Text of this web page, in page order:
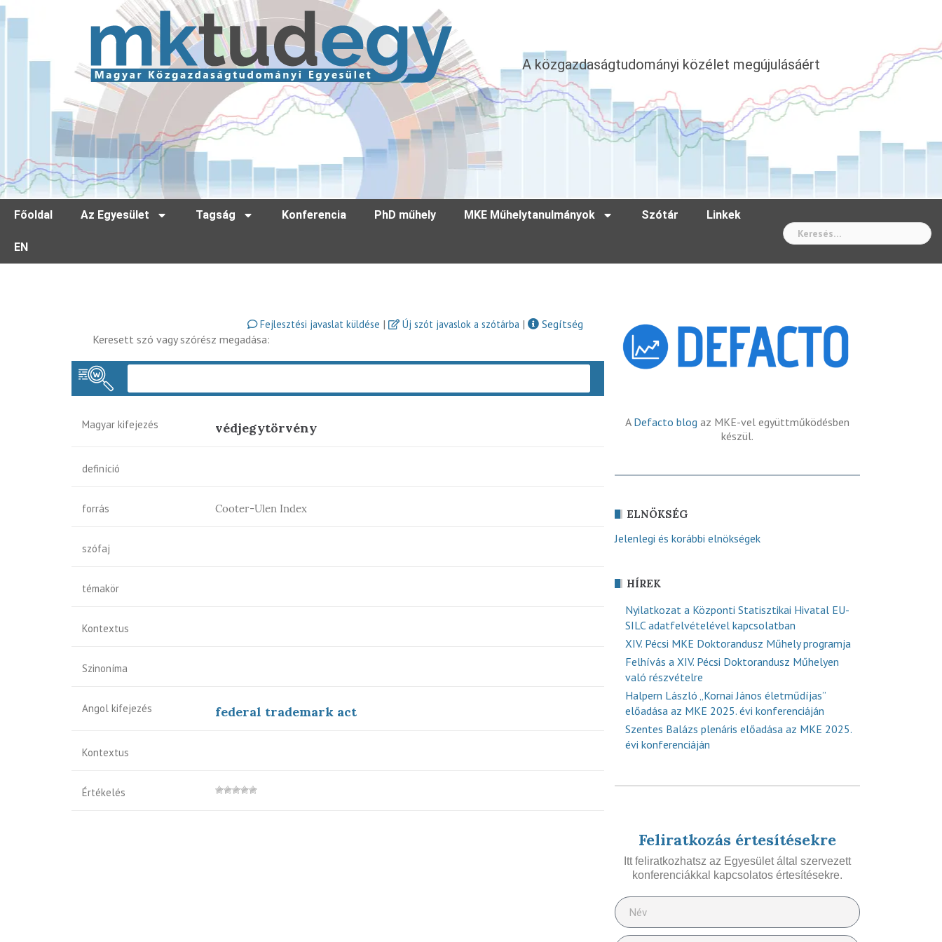
A közgazdaságtudományi közélet megújulásáért
Főoldal Az Egyesület Tagság Konferencia PhD műhely MKE Műhelytanulmányok Szótár Linkek
EN
Fejlesztési javaslat küldése | Új szót javaslok a szótárba |
Segítség
Keresett szó vagy szórész megadása:
Magyar kifejezés védjegytörvény
definíció
forrás Cooter-Ulen Index
szófaj
témakör
Kontextus
Szinoníma
Angol kifejezés federal trademark act
Kontextus
Értékelés
A Defacto blog az MKE-vel együttműködésben
készül.
ELNÖKSÉG
Jelenlegi és korábbi elnökségek
HÍREK
Nyilatkozat a Központi Statisztikai Hivatal EU-
SILC adatfelvételével kapcsolatban
XIV. Pécsi MKE Doktorandusz Műhely programja
Felhívás a XIV. Pécsi Doktorandusz Műhelyen
való részvételre
Halpern László „Kornai János életműdíjas”
előadása az MKE 2025. évi konferenciáján
Szentes Balázs plenáris előadása az MKE 2025.
évi konferenciáján
Feliratkozás értesítésekre
Itt feliratkozhatsz az Egyesület által szervezett
konferenciákkal kapcsolatos értesítésekre.